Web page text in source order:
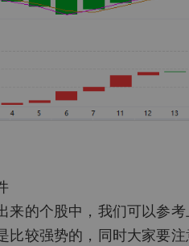
来的个股中，我们可以参
比较强势的，同时大家要